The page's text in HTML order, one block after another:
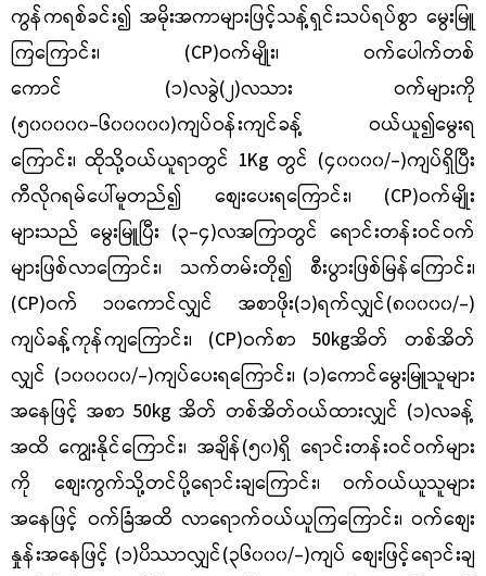
ကွန်ကရစ်ခင်း၍ အမိုးအကာများဖြင့်သန့်ရှင်းသပ်ရပ်စွာ မွေးမြူ
ကြကြောင်း၊ (CP)ဝက်မျိုး၊ ဝက်ပေါက်တစ်
ကောင်
(၁)လခွဲ(၂)လသား ဝက်များကို
(၅၀၀၀၀၀-၆၀၀၀၀၀)ကျပ်ဝန်းကျင်ခန့် ဝယ်ယူ၍မွေးရ
ကြောင်း၊ ထိုသို့ဝယ်ယူရာတွင် 1Kg တွင် (၄၀၀၀၀/-)ကျပ်ရှိပြီး
ကီလိုဂရမ်ပေါ်မူတည်၍ စျေးပေးရကြောင်း၊ (CP)ဝက်မျိုး
များသည် မွေးမြူပြီး (၃-၄)လအကြာတွင် ရောင်းတန်းဝင်ဝက်
များဖြစ်လာကြောင်း၊ သက်တမ်းတို၍ စီးပွားဖြစ်မြန်ကြောင်း၊
(CP)ဝက် ၁၀ကောင်လျှင် အစာဖိုး(၁)ရက်လျှင်(၈၀၀၀၀/-)
ကျပ်ခန့်ကုန်ကျကြောင်း၊ (CP)ဝက်စာ 50kgအိတ် တစ်အိတ်
လျှင် (၁၀၀၀၀၀/-)ကျပ်ပေးရကြောင်း၊ (၁)ကောင်မွေးမြူသူများ
အနေဖြင့် အစာ 50kg အိတ် တစ်အိတ်ဝယ်ထားလျှင် (၁)လခန့်
အထိ ကျွေးနိုင်ကြောင်း၊ အချိန်(၅၀)ရှိ ရောင်းတန်းဝင်ဝက်များ
ကို စျေးကွက်သို့တင်ပို့ရောင်းချကြောင်း၊ ဝက်ဝယ်ယူသူများ
အနေဖြင့် ဝက်ခြံအထိ လာရောက်ဝယ်ယူကြကြောင်း၊ ဝက်စျေး
နှုန်းအနေဖြင့် (၁)ပိဿာလျှင်(၃၆၀၀၀/-)ကျပ် စျေးဖြင့်ရောင်းချ